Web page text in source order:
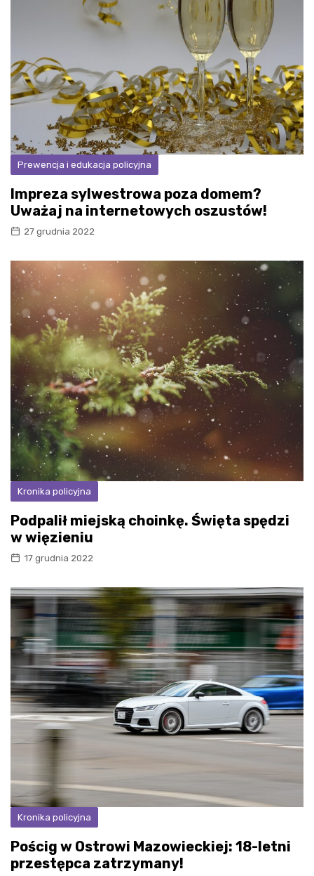
Prewencja i edukacja policyjna
Impreza sylwestrowa poza domem?
Uważaj na internetowych oszustów!
27 grudnia 2022
Kronika policyjna
Podpalił miejską choinkę. Święta spędzi
w więzieniu
17 grudnia 2022
Kronika policyjna
Pościg w Ostrowi Mazowieckiej: 18-letni
przestępca zatrzymany!